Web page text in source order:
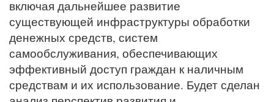
включая дальнейшее развитие
существующей инфраструктуры обработки
денежных средств, систем
самообслуживания, обеспечивающих
эффективный доступ граждан к наличным
средствам и их использование. Будет сделан